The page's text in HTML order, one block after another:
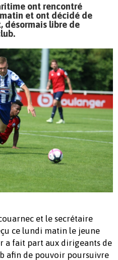
ont rencontré
et ont décidé de
désormais libre de
et le secrétaire
ce lundi matin le jeune
a fait part aux dirigeants de
afin de pouvoir poursuivre